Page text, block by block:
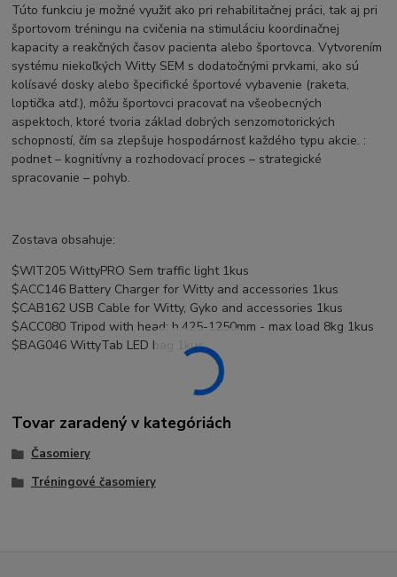
Túto funkciu je možné využiť ako pri rehabilitačnej práci, tak aj pri
športovom tréningu na cvičenia na stimuláciu koordinačnej
kapacity a reakčných časov pacienta alebo športovca. Vytvorením
systému niekoľkých Witty SEM s dodatočnými prvkami, ako sú
kolísavé dosky alebo špecifické športové vybavenie (raketa,
loptička atď.), môžu športovci pracovať na všeobecných
aspektoch, ktoré tvoria základ dobrých senzomotorických
schopností, čím sa zlepšuje hospodárnosť každého typu akcie. :
podnet – kognitívny a rozhodovací proces – strategické
spracovanie – pohyb.
Zostava obsahuje:
$WIT205 WittyPRO Sem traffic light 1kus
$ACC146 Battery Charger for Witty and accessories 1kus
$CAB162 USB Cable for Witty, Gyko and accessories 1kus
$ACC080 Tripod with head: h.425-1250mm - max load 8kg 1kus
$BAG046 WittyTab LED bag 1kus
Tovar zaradený v kategóriách
Časomiery
Tréningové časomiery